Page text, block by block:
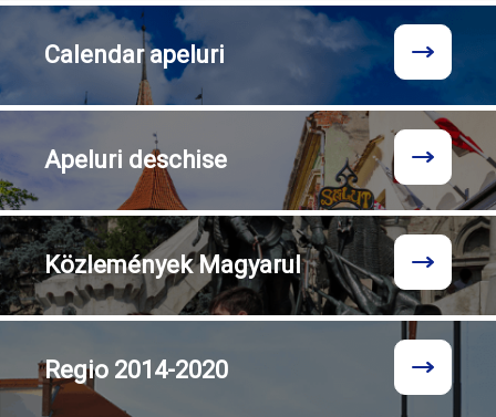
Calendarapeluri
Apeluri deschise
KözleményekMagyarul
Regio 2014-2020